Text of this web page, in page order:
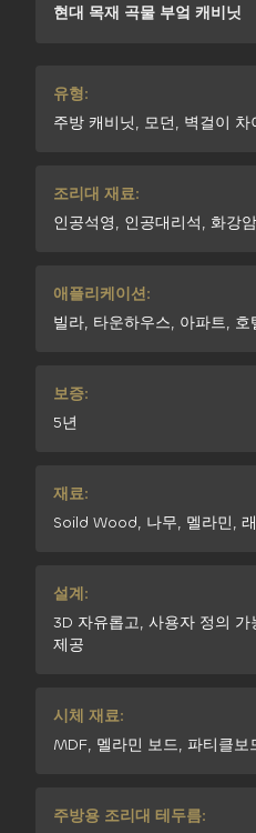
현대 목재 곡물 부엌 캐비닛
유형:
주방 캐비닛, 모던, 벽걸이
조리대 재료:
인공석영, 인공대리석, 화강
애플리케이션:
빌라, 타운하우스, 아파트,
보증:
5년
재료:
Soild Wood, 나무, 멜라민,
설계:
3D 자유롭고, 사용자 정의
제공
시체 재료:
MDF, 멜라민 보드, 파티클보
주방용 조리대 테두름: